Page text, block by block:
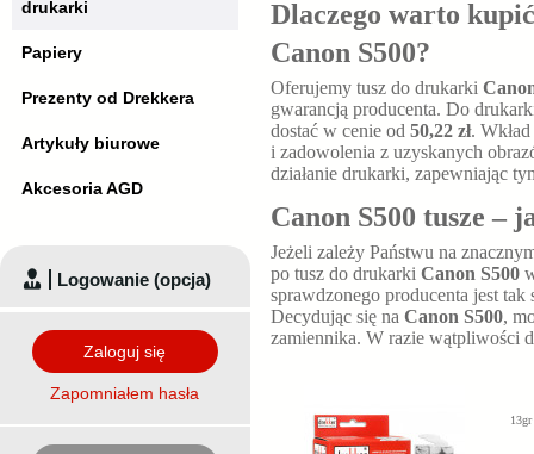
Dlaczego warto
Canon S500?
Oferujemy tusz do drukarki
gwarancją producenta. Do
dostać w cenie od 50,22 zł.
i zadowolenia z uzyskanych
działanie drukarki, zapewniając
Canon S500 tusze –
Jeżeli zależy Państwu na
po tusz do drukarki Canon S500
sprawdzonego producenta jest
Decydując się na Canon S500,
zamiennika. W razie wątpliwości
13gr
drukarki
Papiery
Prezenty od Drekkera
Artykuły biurowe
Akcesoria AGD
Logowanie (opcja)
Zaloguj się
Zapomniałem hasła